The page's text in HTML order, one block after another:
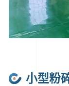
小型粉